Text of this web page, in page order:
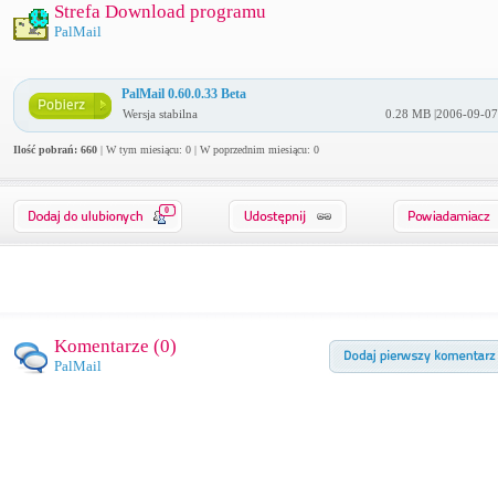
Strefa Download programu
PalMail
PalMail 0.60.0.33 Beta
Wersja stabilna 0.28 MB |2006-09-07
Ilość pobrań: 660| W tym miesiącu: 0 | W poprzednim miesiącu: 0
0
Komentarze (0)
PalMail